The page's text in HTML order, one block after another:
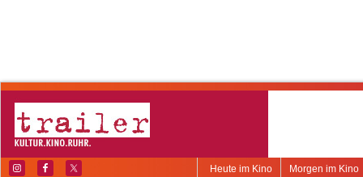
Morgen im Kino
Heute im Kino